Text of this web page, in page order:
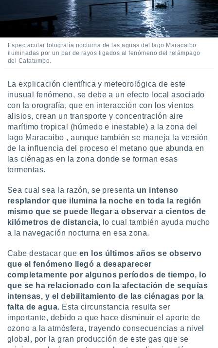
de
un
o acceder
datos
perfiles
utilizar
crear un
uso de
la
contenido
medir el
el
del
de
o a través
de
de
de
uso de
Espectacular fotografía nocturna de las aguas del lago Maracaibo
iluminadas por un par de rayos ligados al fenómeno del relámpago
del Catatumbo.
La explicación científica y meteorológica de este
inusual fenómeno, se debe a un efecto local asociado
con la orografía, que en interacción con los vientos
alisios, crean un transporte y concentración aire
marítimo tropical (húmedo e inestable) a la zona del
lago Maracaibo , aunque también se maneja la versión
de la influencia del proceso el metano que abunda en
las ciénagas en la zona donde se forman esas
tormentas.
Sea cual sea la razón, se presenta un intenso
resplandor que ilumina la noche en toda la región
mismo que se puede llegar a observar a cientos de
kilómetros de distancia, lo cual también ayuda mucho
a la navegación nocturna en esa zona.
Cabe destacar que en los últimos años se observo
que el fenómeno llegó a desaparecer
completamente por algunos períodos de tiempo, lo
que se ha relacionado con la afectación de sequías
intensas, y el debilitamiento de las ciénagas por la
falta de agua. Esta circunstancia resulta ser
importante, debido a que hace disminuir el aporte de
ozono a la atmósfera, trayendo consecuencias a nivel
global, por la gran producción de este gas que se